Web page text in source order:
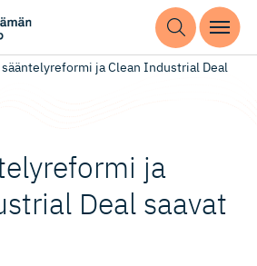
sääntelyreformi ja Clean Industrial Deal
ja
Deal saavat